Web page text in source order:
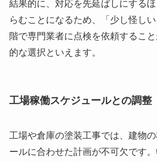
結果的に、対応を先延ばしにする
らむことになるため、「少し怪し
階で専門業者に点検を依頼するこ
的な選択といえます。
工場稼働スケジュールとの調整
工場や倉庫の塗装工事では、建物
ールに合わせた計画が不可欠です